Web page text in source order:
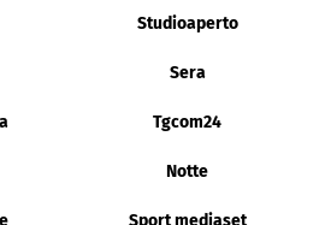
Studioaperto
Sera
Tgcom24
Notte
Sport mediaset